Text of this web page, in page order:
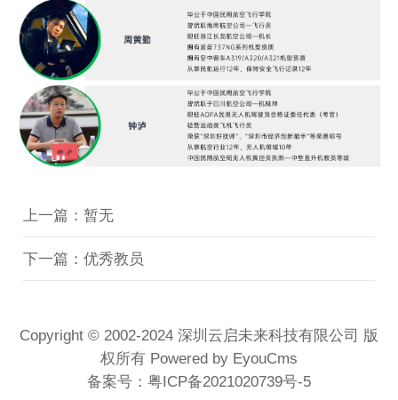
上一篇：暂无
下一篇：优秀教员
Copyright © 2002-2024 深圳云启未来科技有限公司 版
权所有 Powered by EyouCms
备案号： 粤ICP备2021020739号-5